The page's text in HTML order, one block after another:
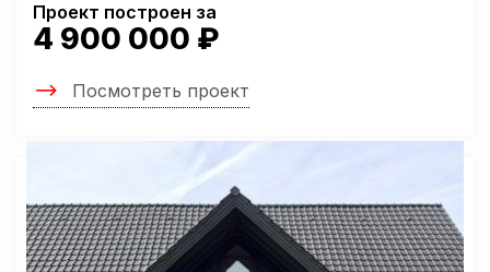
Проект построен за
4 900 000 ₽
Посмотреть проект